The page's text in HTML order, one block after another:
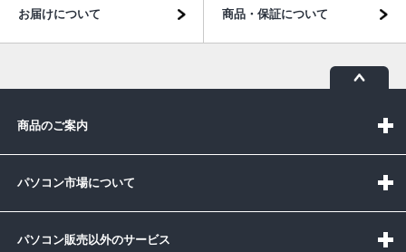
お届けについて 商品・保証について
商品のご案内
パソコン市場について
パソコン販売以外のサービス